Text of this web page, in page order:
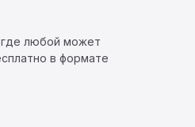
где любой может
в формате